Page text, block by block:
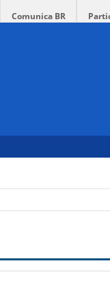
Comunica BR